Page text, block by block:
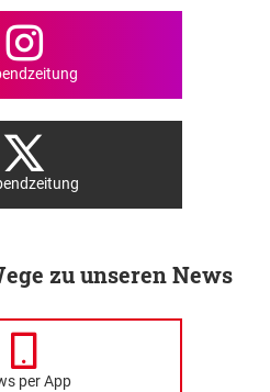
zu unseren News
per App